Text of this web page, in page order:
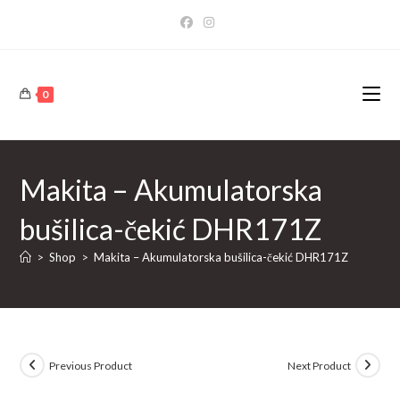
0
Makita – Akumulatorska
bušilica-čekić DHR171Z
> Shop > Makita – Akumulatorska bušilica-čekić DHR171Z
Previous Product Next Product